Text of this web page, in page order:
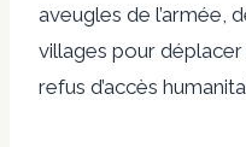
aveugles de l’armée,
villages pour
refus d’accès